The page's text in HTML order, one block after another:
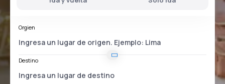
Orgien
Destino